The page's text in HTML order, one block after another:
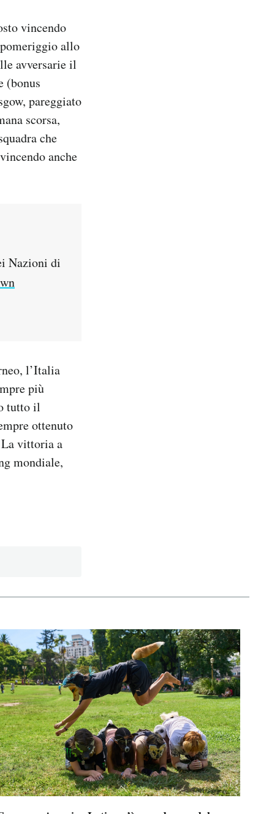
vincendo
allo
avversarie il
(bonus
pareggiato
scorsa,
che
anche
Nazioni di
l’Italia
più
tutto il
ottenuto
vittoria a
mondiale,